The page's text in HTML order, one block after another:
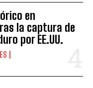
en
la captura de
por EE.UU.